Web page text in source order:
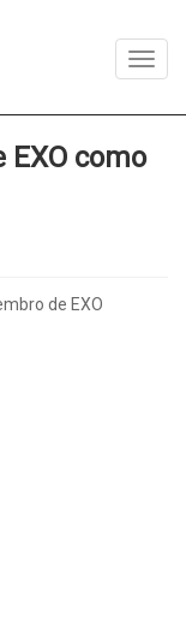
como
de EXO